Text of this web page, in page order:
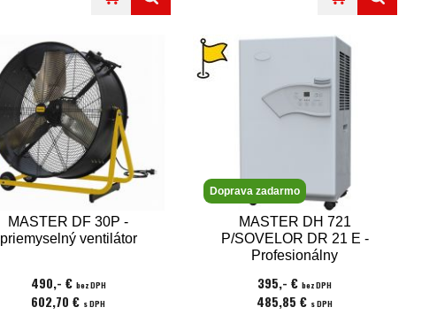
MASTER DF 30P -
priemyselný ventilátor
490,- € bez DPH
602,70 € s DPH
Doprava zadarmo
MASTER DH 721
P/SOVELOR DR 21 E -
Profesionálny
odvlhčovacím výkonom
20l/24hod.
395,- €bez DPH
485,85 € s DPH